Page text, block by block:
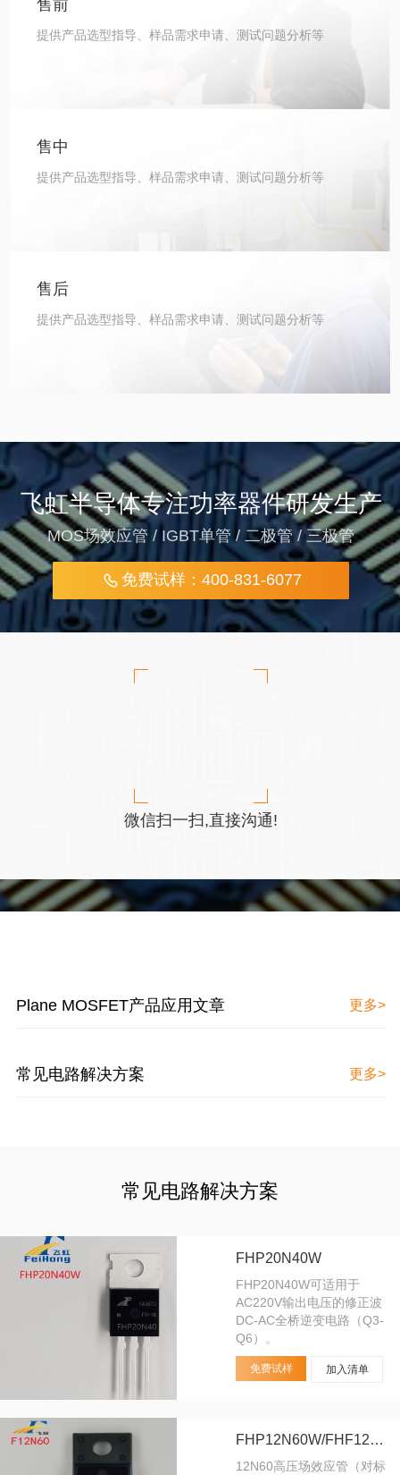
售前
提供产品选型指导、样品需求申请、测试问题分析等
售中
提供产品选型指导、样品需求申请、测试问题分析等
售后
提供产品选型指导、样品需求申请、测试问题分析等
飞虹半导体专注功率器件研发生产
MOS场效应管 / IGBT单管 / 二极管 / 三极管
免费试样：400-831-6077
微信扫一扫,直接沟通!
Plane MOSFET产品应用文章 更多>
常见电路解决方案 更多>
常见电路解决方案
FHP20N40W
FHP20N40W可适用于
AC220V输出电压的修正波
DC-AC全桥逆变电路（Q3-
Q6）。
免费试样 加入清单
FHP12N60W/FHF12N60W
12N60高压场效应管（对标